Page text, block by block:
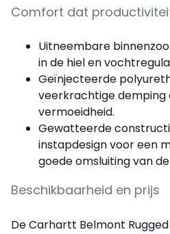
Comfort dat
Uitneembare
in de hiel en
Geïnjecteerde
veerkrachtige demping
vermoeidheid.
Gewatteerde
instapdesign voor een
goede omsluiting van
Beschikbaarheid en prijs
De Carhartt Belmont Rugged